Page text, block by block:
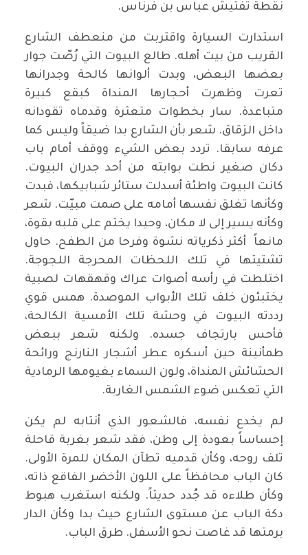
نقطة تفتيش عباس بن فرناس.
استدارت السيارة واقتربت من منعطف الشارع
القريب من بيت أهله. طالع البيوت التي رُصّت جوار
بعضها البعض، وبدت ألوانها كالحة وجدرانها
تعرت وظهرت أحجارها المنداة كبقع كبيرة
متباعدة. سار بخطوات متعثرة وقدماه تقودانه
داخل الزقاق. شعر بأن الشارع بدا ضيقاً وليس كما
عرفه سابقا. تردد بعض الشيء ووقف أمام باب
دكان صغير نطت بوابته من أحد جدران البيوت.
كانت البيوت واطئة أسدلت ستائر شبابيكها، فبدت
وكأنها تغلق نفسها أمامه على صمت مبيّت. شعر
وكأنه يسير إلى لا مكان، وحيدا يختم على قلبه بقوة،
مانعاً أكثر ذكرياته نشوة وفرحا من الطفح. حاول
تشتيتها في تلك اللحظات المحرجة اللجوجة.
اختلطت في رأسه أصوات عراك وقهقهات لصبية
يختبئون خلف تلك الأبواب الموصدة. همس قوي
رددته البيوت في وحشة تلك الأمسية الكالحة،
فأحس بارتجاف جسده. ولكنه شعر ببعض
طمأنينة حين أسكره عطر أشجار النارنج ورائحة
الحشائش المنداة، ولون السماء بغيومها الرمادية
التي تعكس ضوء الشمس الغاربة.
لم يخدع نفسه، فالشعور الذي أنتابه لم يكن
إحساساً بعودة إلى وطن، فقد شعر بغربة قاحلة
تلف روحه، وكأن قدميه تطآن المكان للمرة الأولى.
كان الباب محافظاً على اللون الأخضر الفاقع ذاته،
وكأن طلاءه قد جُدد حديثاً. ولكنه استغرب هبوط
دكة الباب عن مستوى الشارع حيث بدا وكأن الدار
برمتها قد غاصت نحو الأسفل. طرق الباب.